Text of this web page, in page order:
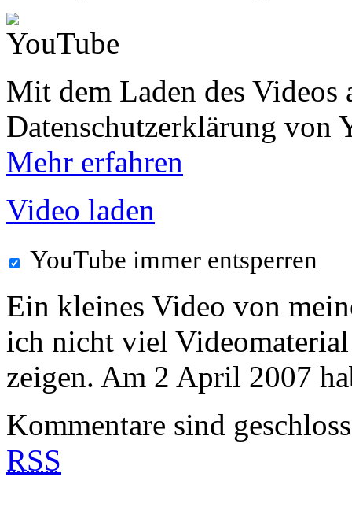
Mit dem Laden des Videos
Datenschutzerklärung von
Mehr erfahren
Video laden
YouTube immer entsperren
Ein kleines Video von
ich nicht viel
zeigen. Am 2 April 2007
Kommentare sind
RSS